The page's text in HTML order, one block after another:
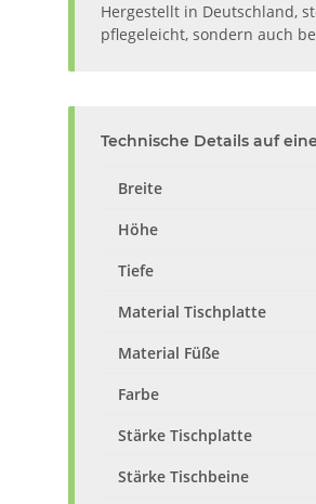
Hergestellt in Deutschland,
pflegeleicht, sondern auch
Technische Details auf
Breite
Höhe
Tiefe
Material Tischplatte
Material Füße
Farbe
Stärke Tischplatte
Stärke Tischbeine